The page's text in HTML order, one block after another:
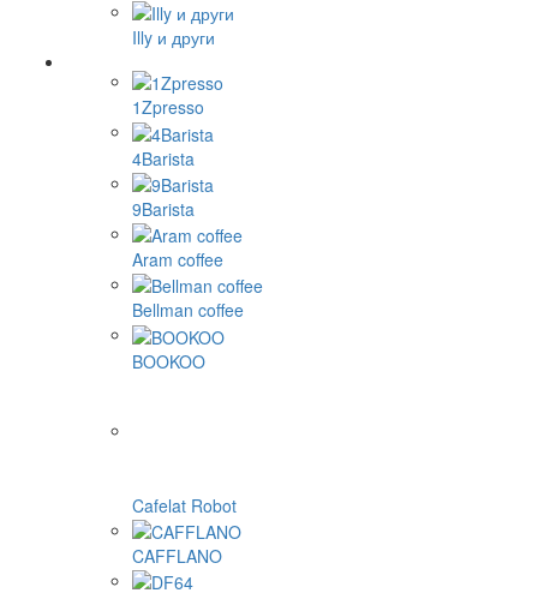
Illy и други
1Zpresso
4Barista
9Barista
Aram coffee
Bellman coffee
BOOKOO
Cafelat Robot
CAFFLANO